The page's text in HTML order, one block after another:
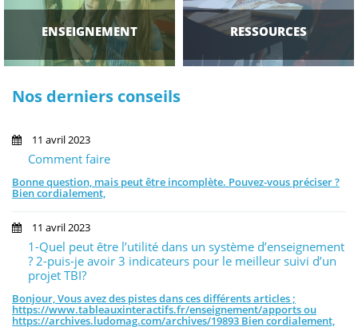
ENSEIGNEMENT RESSOURCES
Nos derniers conseils
11 avril 2023
Comment faire
Bonne question, mais peut être incomplète. Pouvez-vous préciser ?
Bien cordialement,
11 avril 2023
1-Quel peut être l’utilité dans un système d’enseignement
? 2-puis-je avoir 3 indicateurs pour le meilleur suivi d’un
projet TBI?
Bonjour, Vous avez des pistes dans ces différents articles ;
https://www.tableauxinteractifs.fr/enseignement/apports ou
https://archives.ludomag.com/archives/19893 Bien cordialement,